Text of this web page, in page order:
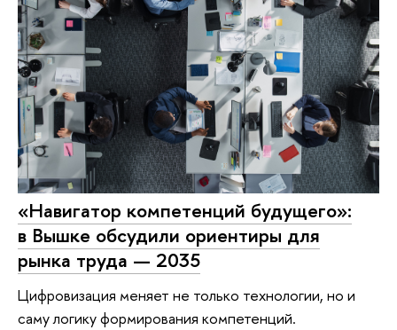
«Навигатор компетенций будущего»:
в Вышке обсудили ориентиры для
рынка труда — 2035
Цифровизация меняет не только технологии, но и
саму логику формирования компетенций.